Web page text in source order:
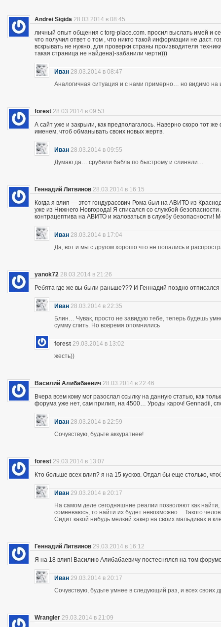
Andrei Sigida 28.03.2014 в 08:45
личный опыт общения с torg-place.com. просил выслать имей и
что получил ответ о том , что никто такой информации не
вскрывать не нужно, для проверки страны производителя
такая страница не найдена)-забанили черти)))
Иван 28.03.2014 в 08:47
Аналогичная ситуация и с нами примерно… но видимо на
forest 28.03.2014 в 09:53
А сайт уже и закрыли, как предполагалось. Наверно скоро тот
именем, чтоб обманывать своих новых жертв.
Иван 28.03.2014 в 09:55
Думаю да… срубили бабла по быстрому и слиняли…
Геннадий Литвинов 28.03.2014 в 16:15
Когда я влип — этот гондурасович-Рома был на АВИТО из
уже из Нижнего Новгорода! Я списался со службой
контрацептива на АВИТО и жаловаться в службу безопасности!
Иван 28.03.2014 в 17:04
Да, вот и мы с другом хорошо что не попались и
yanok72 28.03.2014 в 21:26
Ребята где же вы были раньше??? И Геннадий поздно
Иван 28.03.2014 в 22:35
Блин… Чувак, просто не завидую тебе, теперь будешь
сумму слить. Но вовремя опомнились
forest 29.03.2014 в 13:02
жесть))
Василий Алибабаевич 28.03.2014 в 22:46
Вчера всем кому мог разослал ссылку на данную статью, как
форума уже нет, сам прилип, на 4500… Уроды кароч! Gennadii,
Иван 28.03.2014 в 22:59
Сочувствую, будьте аккуратнее!
forest 29.03.2014 в 13:07
Кто больше всех влип? я на 15 кусков. Отдал бы еще столько,
Иван 29.03.2014 в 20:17
На самом деле сегодняшние реалии позволяют как
сомневаюсь, то найти их будет невозможно… Такого
Сидит какой нибудь мелкий хакер на своих мальдивах и
Геннадий Литвинов 29.03.2014 в 16:12
Я на 18 влип! Василию Алибабаевичу постеснялся на том
Иван 29.03.2014 в 20:17
Сочувствую, будьте умнее в следующий раз, и всех своих
Wrangler 29.03.2014 в 21:09